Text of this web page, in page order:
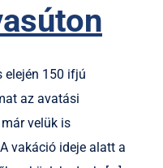
elején 150 ifjú
az avatási
velük is
vakáció ideje alatt a